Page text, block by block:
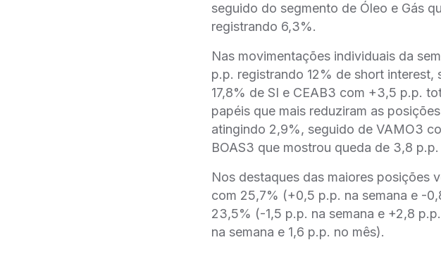
seguido do segmento de Óleo e Gás
registrando 6,3%.
Nas movimentações individuais da
p.p. registrando 12% de short
17,8% de SI e CEAB3 com +3,5 p.p.
papéis que mais reduziram as
atingindo 2,9%, seguido de VAMO3
BOAS3 que mostrou queda de 3,8
Nos destaques das maiores posições
com 25,7% (+0,5 p.p. na semana e -
23,5% (-1,5 p.p. na semana e +2,8
na semana e 1,6 p.p. no mês).